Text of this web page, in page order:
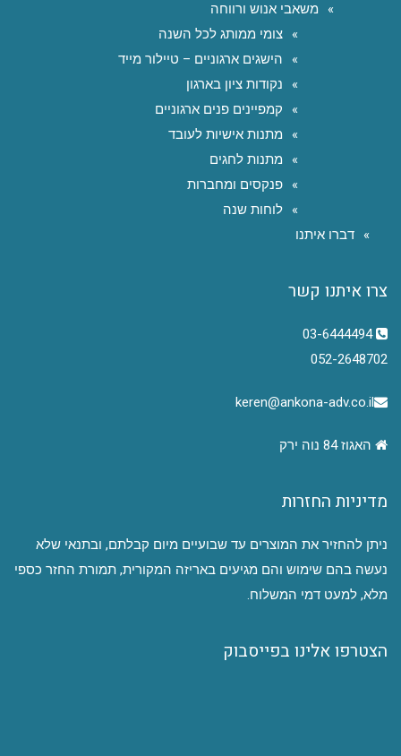
משאבי אנוש ורווחה
צומי ממותג לכל השנה
הישגים ארגוניים – טיילור מייד
נקודות ציון בארגון
קמפיינים פנים ארגוניים
מתנות אישיות לעובד
מתנות לחגים
פנקסים ומחברות
לוחות שנה
דברו איתנו
צרו איתנו קשר
03-6444494
052-2648702
keren@ankona-adv.co.il
האגוז 84 נוה ירק
מדיניות החזרות
ניתן להחזיר את המוצרים עד שבועיים מיום קבלתם, ובתנאי שלא
נעשה בהם שימוש והם מגיעים באריזה המקורית, תמורת החזר כספי
מלא, למעט דמי המשלוח.
הצטרפו אלינו בפייסבוק